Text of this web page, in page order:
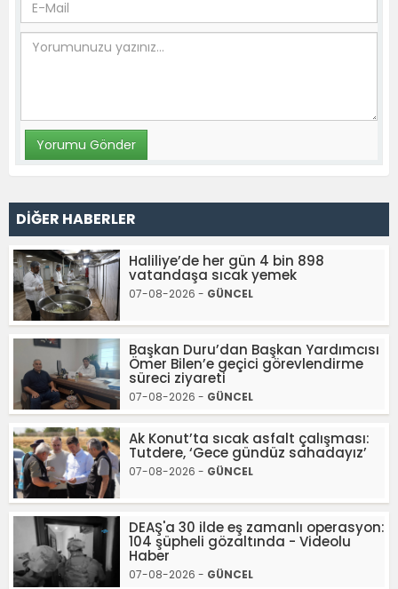
DİĞER HABERLER
Haliliye’de her gün 4 bin 898
vatandaşa sıcak yemek
07-08-2026 - GÜNCEL
Başkan Duru’dan Başkan Yardımcısı
Ömer Bilen’e geçici görevlendirme
süreci ziyareti
07-08-2026 - GÜNCEL
Ak Konut’ta sıcak asfalt çalışması:
Tutdere, ‘Gece gündüz sahadayız’
07-08-2026 - GÜNCEL
DEAŞ'a 30 ilde eş zamanlı operasyon:
104 şüpheli gözaltında - Videolu
Haber
07-08-2026 - GÜNCEL